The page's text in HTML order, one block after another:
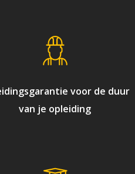
voor de duur
van je opleiding